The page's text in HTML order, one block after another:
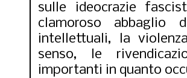
sulle ideocrazie
clamoroso abbaglio
intellettuali, la
senso, le
importanti in quanto